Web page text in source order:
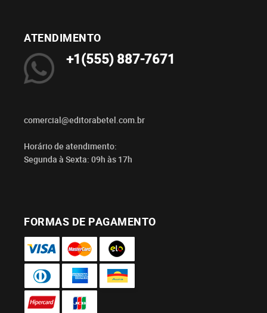
ATENDIMENTO
+1(555) 887-7671
comercial@editorabetel.com.br
Horário de atendimento:
Segunda à Sexta: 09h às 17h
FORMAS DE PAGAMENTO